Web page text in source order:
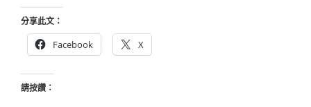
分享此文：
Facebook
X
請按讚：